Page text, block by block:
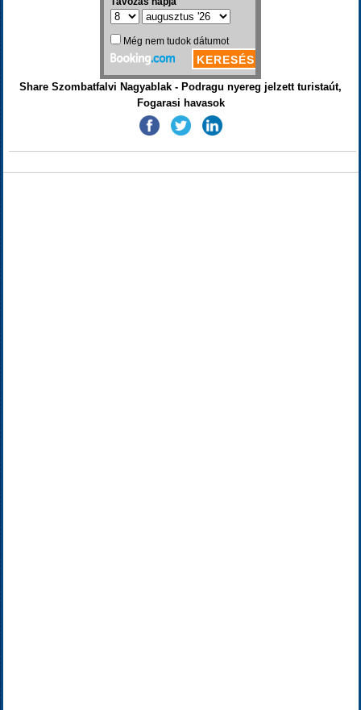
Share Szombatfalvi Nagyablak - Podragu nyereg jelzett turistaút,
Fogarasi havasok